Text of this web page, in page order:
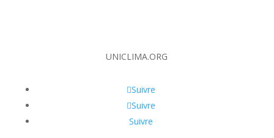
UNICLIMA.ORG
Suivre
Suivre
Suivre